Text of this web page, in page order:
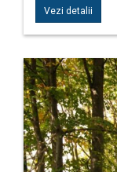
Vezi detalii